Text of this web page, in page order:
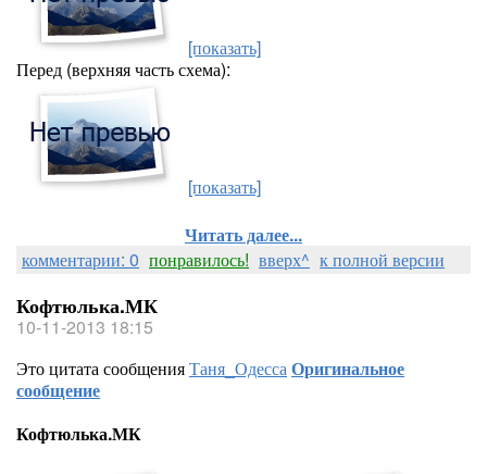
[показать]
Перед (верхняя часть схема):
[показать]
Читать далее...
комментарии: 0 понравилось! вверх^ к полной версии
Кофтюлька.МК
10-11-2013 18:15
Это цитата сообщенияТаня_ОдессаОригинальное
сообщение
Кофтюлька.МК